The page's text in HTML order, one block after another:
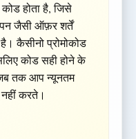
होता है, जिसे
जैसी ऑफ़र शर्तें
कैसीनो प्रोमोकोड
कोड सही होने के
जब तक आप न्यूनतम
करते।